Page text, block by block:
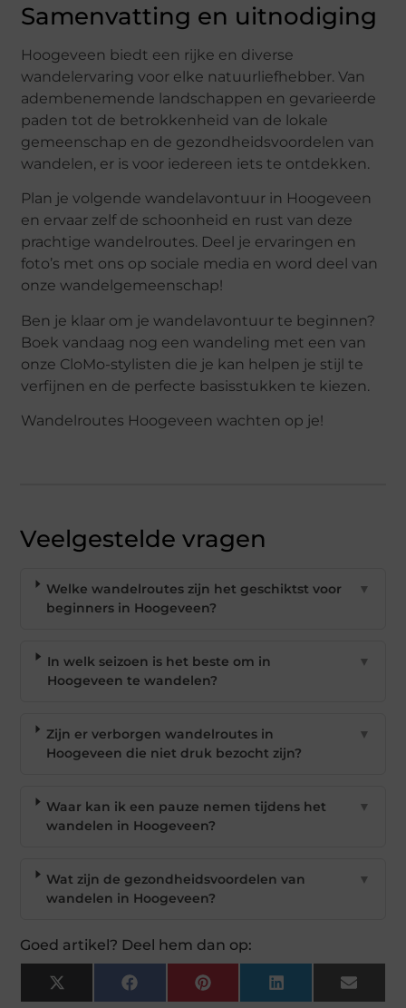
Samenvatting en uitnodiging
Hoogeveen biedt een rijke en diverse
wandelervaring voor elke natuurliefhebber. Van
adembenemende landschappen en gevarieerde
paden tot de betrokkenheid van de lokale
gemeenschap en de gezondheidsvoordelen van
wandelen, er is voor iedereen iets te ontdekken.
Plan je volgende wandelavontuur in Hoogeveen
en ervaar zelf de schoonheid en rust van deze
prachtige wandelroutes. Deel je ervaringen en
foto’s met ons op sociale media en word deel van
onze wandelgemeenschap!
Ben je klaar om je wandelavontuur te beginnen?
Boek vandaag nog een wandeling met een van
onze CloMo-stylisten die je kan helpen je stijl te
verfijnen en de perfecte basisstukken te kiezen.
Wandelroutes Hoogeveen wachten op je!
Veelgestelde vragen
Welke wandelroutes zijn het geschiktst voor
beginners in Hoogeveen?
▼
In welk seizoen is het beste om in
Hoogeveen te wandelen?
▼
Zijn er verborgen wandelroutes in
Hoogeveen die niet druk bezocht zijn?
▼
Waar kan ik een pauze nemen tijdens het
wandelen in Hoogeveen?
▼
Wat zijn de gezondheidsvoordelen van
wandelen in Hoogeveen?
▼
Goed artikel? Deel hem dan op:
X
(Twitter)
Facebook Pinterest LinkedIn Email